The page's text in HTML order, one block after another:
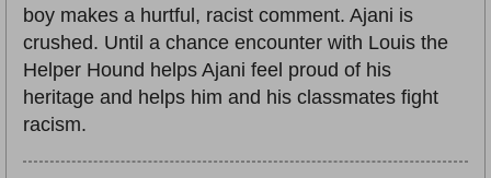
boy makes a hurtful, racist comment. Ajani is
crushed. Until a chance encounter with Louis the
Helper Hound helps Ajani feel proud of his
heritage and helps him and his classmates fight
racism.